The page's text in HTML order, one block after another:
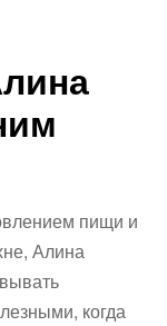
пищи и
Алина
когда